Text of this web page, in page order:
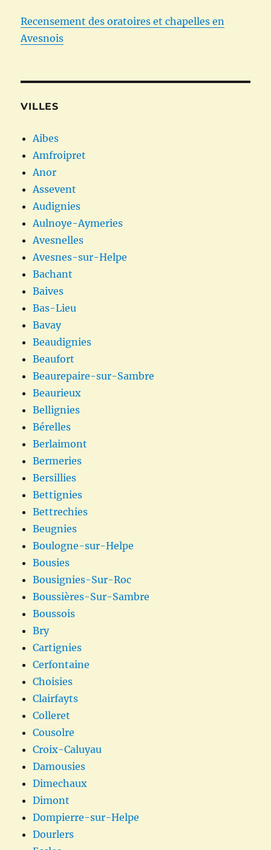
Recensement des oratoires et chapelles en
Avesnois
VILLES
Aibes
Amfroipret
Anor
Assevent
Audignies
Aulnoye-Aymeries
Avesnelles
Avesnes-sur-Helpe
Bachant
Baives
Bas-Lieu
Bavay
Beaudignies
Beaufort
Beaurepaire-sur-Sambre
Beaurieux
Bellignies
Bérelles
Berlaimont
Bermeries
Bersillies
Bettignies
Bettrechies
Beugnies
Boulogne-sur-Helpe
Bousies
Bousignies-Sur-Roc
Boussières-Sur-Sambre
Boussois
Bry
Cartignies
Cerfontaine
Choisies
Clairfayts
Colleret
Cousolre
Croix-Caluyau
Damousies
Dimechaux
Dimont
Dompierre-sur-Helpe
Dourlers